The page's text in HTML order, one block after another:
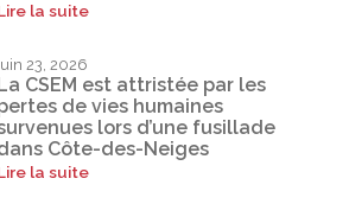
la suite
23, 2026
La CSEM est attristée par les
de vies humaines
lors d’une fusillade
Côte-des-Neiges
la suite